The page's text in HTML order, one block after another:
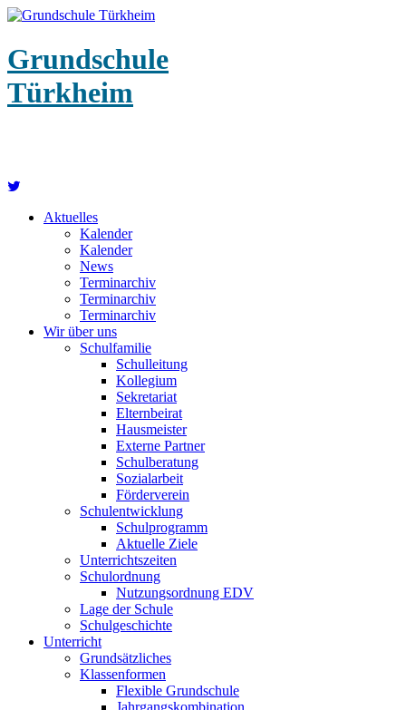
Grundschule
Türkheim
Aktuelles
Kalender
Kalender
News
Terminarchiv
Terminarchiv
Terminarchiv
Wir über uns
Schulfamilie
Schulleitung
Kollegium
Sekretariat
Elternbeirat
Hausmeister
Externe Partner
Schulberatung
Sozialarbeit
Förderverein
Schulentwicklung
Schulprogramm
Aktuelle Ziele
Unterrichtszeiten
Schulordnung
Nutzungsordnung EDV
Lage der Schule
Schulgeschichte
Unterricht
Grundsätzliches
Klassenformen
Flexible Grundschule
Jahrgangskombination